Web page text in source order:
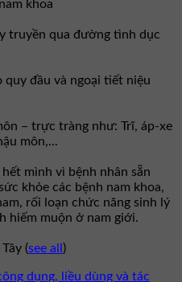
khoa
truyền qua đường tình dục
đầu và ngoại tiết niệu
– trực tràng như: Trĩ, áp-xe
môn,...
mình vì bệnh nhân sẵn
khỏe các bệnh nam khoa,
rối loạn chức năng sinh lý
hiếm muộn ở nam giới.
(see all )
dụng, liều dùng và tác